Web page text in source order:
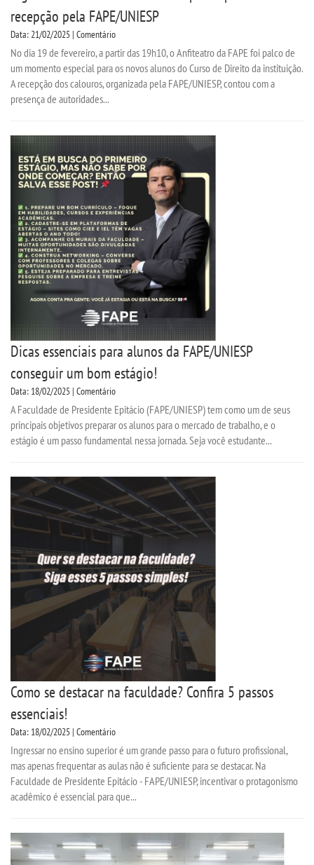
recepção pela FAPE/UNIESP
Data: 21/02/2025 | Comentário
No dia 19 de fevereiro, a partir das 19h10, o Anfiteatro da FAPE foi palco de
um momento especial para os novos alunos do Curso de Direito da instituição.
A recepção dos calouros, organizada pela FAPE/UNIESP, contou com a
presença de autoridades...
Dicas essenciais para alunos da FAPE/UNIESP
conseguir um bom estágio!
Data: 18/02/2025 | Comentário
A Faculdade de Presidente Epitácio (FAPE/UNIESP) tem como um de seus
principais objetivos preparar os alunos para o mercado de trabalho, e o
estágio é um passo fundamental nessa jornada. Seja você estudante...
Como se destacar na faculdade? Confira 5 passos
essenciais!
Data: 18/02/2025 | Comentário
Ingressar no ensino superior é um grande passo para o futuro profissional,
mas apenas frequentar as aulas não é suficiente para se destacar. Na
Faculdade de Presidente Epitácio - FAPE/UNIESP, incentivar o protagonismo
acadêmico é essencial para que...